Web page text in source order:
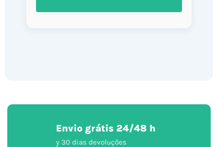
Envio grátis 24/48 h
y 30 dias devoluções